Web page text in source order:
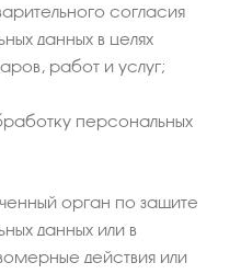
согласия
данных в целях
работ и услуг;
персональных
орган по защите
данных или в
действия или